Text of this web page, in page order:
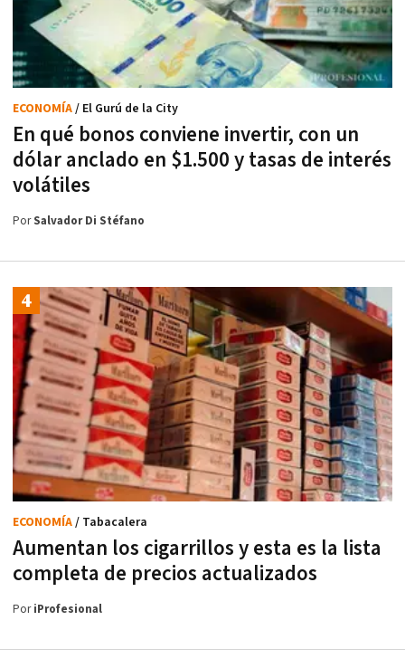
En qué bonos conviene invertir, con un
dólar anclado en $1.500 y tasas de interés
volátiles
ECONOMÍA/ El Gurú de la City
PorSalvador Di Stéfano
Aumentan los cigarrillos y esta es la lista
completa de precios actualizados
ECONOMÍA/ Tabacalera
PoriProfesional